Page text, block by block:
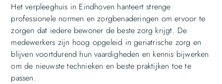
Het verpleeghuis in Eindhoven hanteert strenge
professionele normen en zorgbenaderingen om ervoor te
zorgen dat iedere bewoner de beste zorg krijgt. De
medewerkers zijn hoog opgeleid in geriatrische zorg en
blijven voortdurend hun vaardigheden en kennis bijwerken
om de nieuwste technieken en beste praktijken toe te
passen.